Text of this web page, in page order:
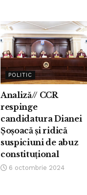
POLITIC
Analiză// CCR
respinge
candidatura Dianei
Șoșoacă și ridică
suspiciuni de abuz
constituțional
6 octombrie 2024